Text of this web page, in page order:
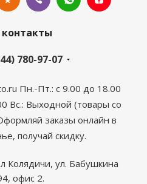
780-97-07
Пн.-Пт.: с 9.00 до 18.00
Вс.: Выходной (товары со
заказы онлайн в
получай скидку.
Колядичи, ул. Бабушкина
офис 2.